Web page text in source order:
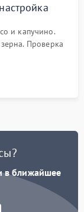
и капучино.
Проверка
напитка и
посторонних
в ближайшее